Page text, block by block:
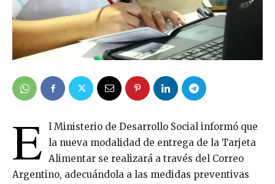
E l Ministerio de Desarrollo Social informó que
la nueva modalidad de entrega de la Tarjeta
Alimentar se realizará a través del Correo
Argentino, adecuándola a las medidas preventivas